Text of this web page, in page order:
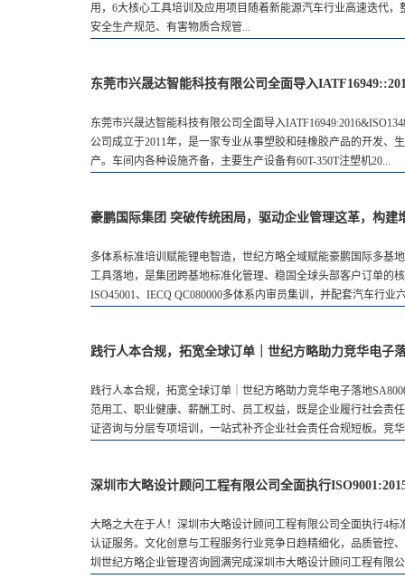
用，6大核心工具培训及应用项目随着新能源汽车行业高速迭代
安全生产规范、有害物质合规管...
东莞市兴晟达智能科技有限公司全面导入
东莞市兴晟达智能科技有限公司全面导入
公司成立于2011年，是一家专业从事塑胶和硅橡胶产品的开发、
产。车间内各种设施齐备，主要生产设备有60T-350T注塑机20...
豪鹏国际集团 突破传统困局，驱动企业管理这革，构
多体系标准培训赋能锂电智造，世纪方略全域赋能豪鹏国际多基
工具落地，是集团跨基地标准化管理、稳固全球头部客户订单的
ISO45001、IECQ QC080000多体系内审员集训，并配套汽车行
践行人本合规，拓宽全球订单｜世纪方略助力竞华电子
践行人本合规，拓宽全球订单｜世纪方略助力竞华电子落地
范用工、职业健康、薪酬工时、员工权益，既是企业履行社会责
证咨询与分层专项培训，一站式补齐企业社会责任合规短板。竞
深圳市大略设计顾问工程有限公司全面执行
大略之大在于人！深圳市大略设计顾问工程有限公司全面执行4标
认证服务。文化创意与工程服务行业竞争日趋精细化，品质管控
圳世纪方略企业管理咨询圆满完成深圳市大略设计顾问工程有限